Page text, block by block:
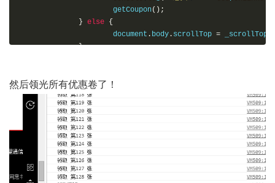
getCoupon();
} else {
document . body . scrollTop = _scrollTop
}
然后领光所有优惠卷了！